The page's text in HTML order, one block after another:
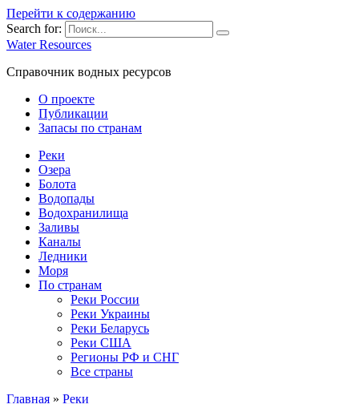
Перейти к содержанию
Search for:
Water Resources
Справочник водных ресурсов
О проекте
Публикации
Запасы по странам
Реки
Озера
Болота
Водопады
Водохранилища
Заливы
Каналы
Ледники
Моря
По странам
Реки России
Реки Украины
Реки Беларусь
Реки США
Регионы РФ и СНГ
Все страны
Главная » Реки